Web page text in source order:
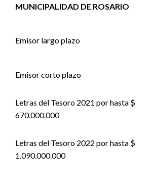
MUNICIPALIDAD DE ROSARIO
Emisor largo plazo
Emisor corto plazo
Letras del Tesoro 2021 por hasta $
670.000.000
Letras del Tesoro 2022 por hasta $
1.090.000.000